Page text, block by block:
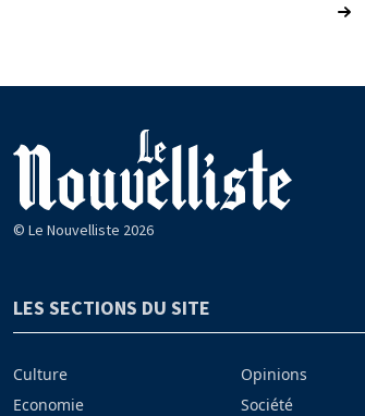
© Le Nouvelliste 2026
LES SECTIONS DU SITE
Culture
Economie
Opinions
Société